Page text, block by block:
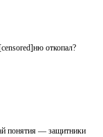
откопал?
понятия — защитники